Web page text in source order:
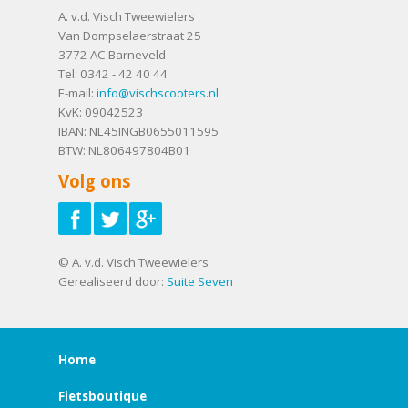
A. v.d. Visch Tweewielers
Van Dompselaerstraat 25
3772 AC Barneveld
Tel: 0342 - 42 40 44
E-mail: info@vischscooters.nl
KvK: 09042523
IBAN: NL45INGB0655011595
BTW: NL806497804B01
Volg ons
© A. v.d. Visch Tweewielers
Gerealiseerd door: Suite Seven
Home
Fietsboutique